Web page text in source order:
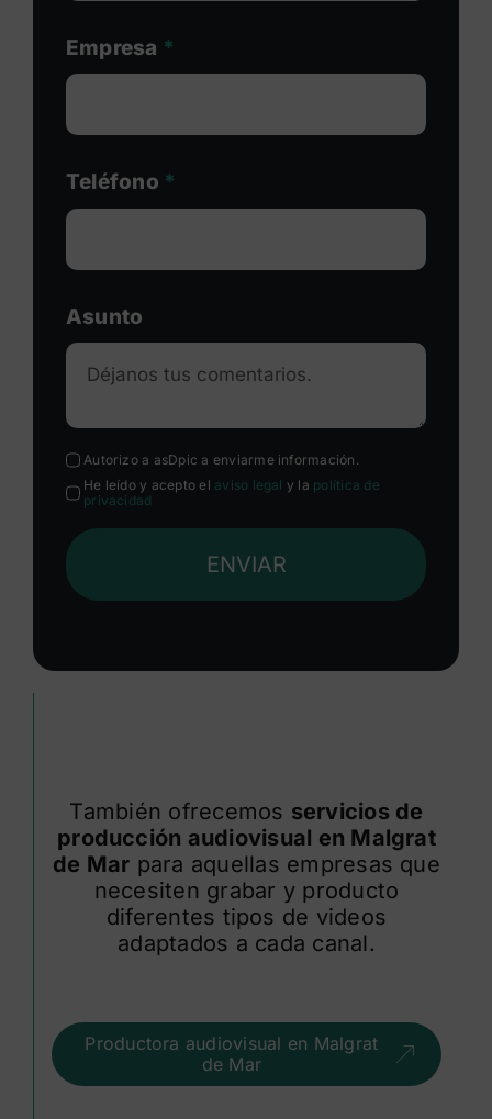
Empresa *
Teléfono *
Asunto
Autorizo a asDpic a enviarme información.
He leído y acepto el aviso legal y la política de
privacidad
ENVIAR
También ofrecemos servicios de
producción audiovisual en Malgrat
de Mar para aquellas empresas que
necesiten grabar y producto
diferentes tipos de videos
adaptados a cada canal.
Productora audiovisual en Malgrat
de Mar